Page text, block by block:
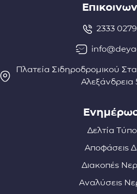
2333
Πλατεία Σιδηροδρομικού
Αλεξάνδρεια
Δελτία
Αποφάσεις
Διακοπές
Αναλύσεις